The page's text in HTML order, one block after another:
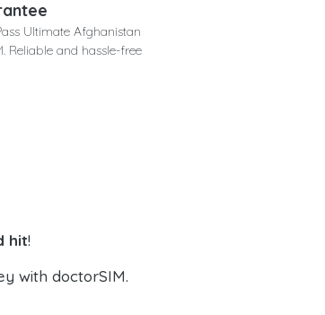
Ultimate Afghanistan
Reliable and hassle-free
hit!
with doctorSIM.